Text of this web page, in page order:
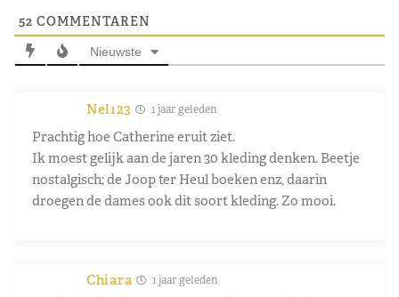
52 COMMENTAREN
Nieuwste
Nel123 1 jaar geleden
Prachtig hoe Catherine eruit ziet.
Ik moest gelijk aan de jaren 30 kleding denken. Beetje
nostalgisch; de Joop ter Heul boeken enz, daarin
droegen de dames ook dit soort kleding. Zo mooi.
Chiara 1 jaar geleden